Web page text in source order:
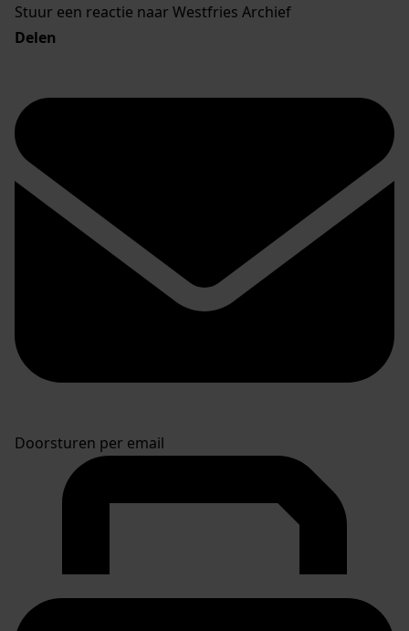
Stuur een reactie naar Westfries Archief
Delen
Doorsturen per email